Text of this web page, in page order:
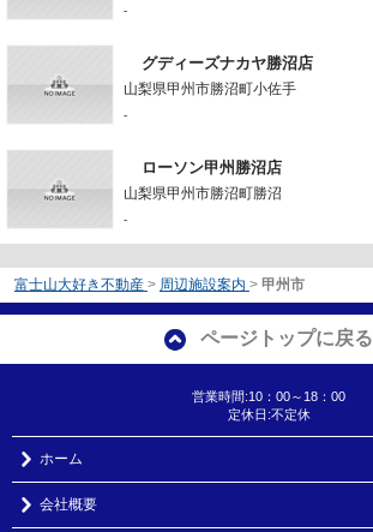
-
グディーズナカヤ勝沼店
山梨県甲州市勝沼町小佐手
-
ローソン甲州勝沼店
山梨県甲州市勝沼町勝沼
-
富士山大好き不動産 > 周辺施設案内 > 甲州市
ページトップに戻る
営業時間:10：00～18：00
定休日:不定休
ホーム
会社概要